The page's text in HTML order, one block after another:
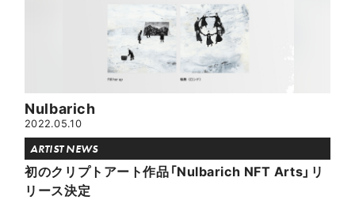
Nulbarich
2022.05.10
ARTIST NEWS
初のクリプトアート作品「Nulbarich NFT Arts」リ
リース決定